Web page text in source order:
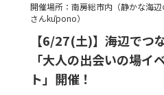
開催場所：南房総市内（静かな海辺
さんkūpono）
【6/27(土)】海辺でつ
「大人の出会いの場イ
ト」開催！